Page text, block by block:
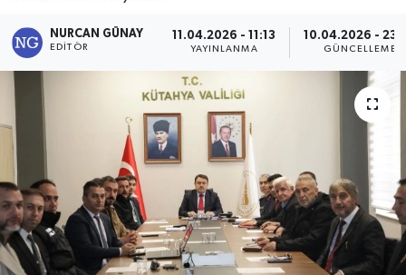
NURCAN GÜNAY
EDITÖR
11.04.2026 - 11:13
YAYINLANMA
10.04.2026 -
GÜNCELLEME
Emet
Foto Galeri